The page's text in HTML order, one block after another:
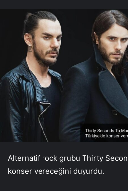
Alternatif rock grubu Thirty
konser vereceğini duyurdu.